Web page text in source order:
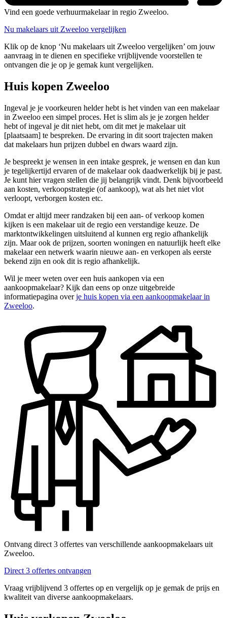
Vind een goede verhuurmakelaar in regio Zweeloo.
Nu makelaars uit Zweeloo vergelijken
Klik op de knop ‘Nu makelaars uit Zweeloo vergelijken’ om jouw
aanvraag in te dienen en specifieke vrijblijvende voorstellen te
ontvangen die je op je gemak kunt vergelijken.
Huis kopen Zweeloo
Ingeval je je voorkeuren helder hebt is het vinden van een makelaar
in Zweeloo een simpel proces. Het is slim als je je zorgen helder
hebt of ingeval je dit niet hebt, om dit met je makelaar uit
[plaatsaam] te bespreken. De ervaring in dit soort trajecten maken
dat makelaars hun prijzen dubbel en dwars waard zijn.
Je bespreekt je wensen in een intake gesprek, je wensen en dan kun
je tegelijkertijd ervaren of de makelaar ook daadwerkelijk bij je past.
Je kunt hier vragen stellen die jij belangrijk vindt. Denk bijvoorbeeld
aan kosten, verkoopstrategie (of aankoop), wat als het niet vlot
verloopt, verborgen kosten etc.
Omdat er altijd meer randzaken bij een aan- of verkoop komen
kijken is een makelaar uit de regio een verstandige keuze. De
marktontwikkelingen uitsluitend al kunnen erg regio afhankelijk
zijn. Maar ook de prijzen, soorten woningen en natuurlijk heeft elke
makelaar een netwerk waarin nieuwe aan- en verkopen als eerste
bekend zijn en ook dit is regio afhankelijk.
Wil je meer weten over een huis aankopen via een
aankoopmakelaar? Kijk dan eens op onze uitgebreide
informatiepagina overje huis kopen via een aankoopmakelaar in
Zweeloo.
Ontvang direct 3 offertes van verschillende aankoopmakelaars uit
Zweeloo.
Direct 3 offertes ontvangen
Vraag vrijblijvend 3 offertes op en vergelijk op je gemak de prijs en
kwaliteit van diverse aankoopmakelaars.